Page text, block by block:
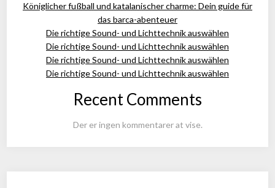
Königlicher fußball und katalanischer charme: Dein guide für
das barca-abenteuer
Die richtige Sound- und Lichttechnik auswählen
Die richtige Sound- und Lichttechnik auswählen
Die richtige Sound- und Lichttechnik auswählen
Die richtige Sound- und Lichttechnik auswählen
Recent Comments
Der er ingen kommentarer at vise.